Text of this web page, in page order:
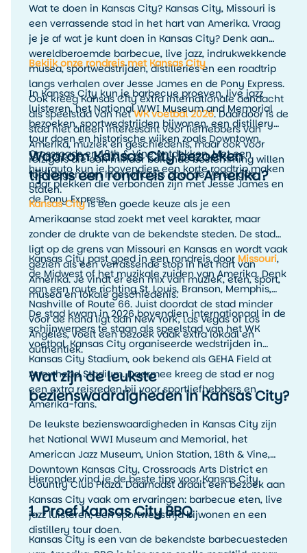
Wat te doen in Kansas City? Kansas City, Missouri is
een verrassende stad in het hart van Amerika. Vraag
je je af wat je kunt doen in Kansas City? Denk aan
wereldberoemde barbecue, live jazz, indrukwekkende
musea, sportwedstrijden, distilleries en een roadtrip
langs verhalen over Jesse James en de Pony Express.
Ook kreeg Kansas City extra internationale aandacht
als speelstad van hetWK voetbal 2026. Daardoor is de
stad niet alleen interessant voor liefhebbers van
Amerika, muziek en geschiedenis, maar ook voor
reizigers die een minder bekende bestemming willen
toevoegen aan hun rondreis door de Verenigde
Staten.
Bekijk onze rondreis met Kansas City
In Kansas City kun je barbecue proeven, live jazz
luisteren, het National WWI Museum and Memorial
bezoeken, sportwedstrijden bijwonen, een distillery
tour doen en historische wijken zoals Downtown,
Crossroads en 18th & Vine ontdekken. Met een
huurauto kun je bovendien een korte roadtrip maken
naar plekken die verbonden zijn met Jesse James en
de Pony Express.
Waarom Kansas City bezoeken
tijdens een rondreis door Amerika?
Kansas Cityis een goede keuze als je een
Amerikaanse stad zoekt met veel karakter, maar
zonder de drukte van de bekendste steden. De stad
ligt op de grens van Missouri en Kansas en wordt vaak
gezien als een verrassende stop in het hart van
Amerika. Je vindt er een mix van muziek, eten, sport,
musea en lokale geschiedenis.
Kansas City past goed in een rondreis door Missouri,
de Midwest of het muzikale zuiden van Amerika. Denk
aan een route richting St. Louis, Branson, Memphis,
Nashville of Route 66. Juist doordat de stad minder
voor de hand ligt dan New York, Las Vegas of Los
Angeles, voelt een bezoek vaak extra lokaal en
authentiek.
De stad kwam in 2026 bovendien internationaal in de
schijnwerpers te staan als speelstad van het WK
voetbal. Kansas City organiseerde wedstrijden in
Kansas City Stadium, ook bekend als GEHA Field at
Arrowhead Stadium. Daarmee kreeg de stad er nog
een extra reisreden bij voor sportliefhebbers en
Amerika-fans.
Wat zijn de leukste
bezienswaardigheden in Kansas City?
De leukste bezienswaardigheden in Kansas City zijn
het National WWI Museum and Memorial, het
American Jazz Museum, Union Station, 18th & Vine,
Downtown Kansas City, Crossroads Arts District en
Country Club Plaza. Daarnaast draait een bezoek aan
Kansas City vaak om ervaringen: barbecue eten, live
jazz luisteren, een sportwedstrijd bijwonen en een
distillery tour doen.
Hieronder vind je de beste tips voor Kansas City.
1. Proef Kansas City BBQ
Kansas City is een van de bekendste barbecuesteden